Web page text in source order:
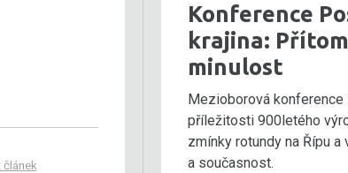
článek
Konference
krajina:
minulost
Mezioborová konference
příležitosti 900letého
zmínky rotundy na Řípu
a současnost.